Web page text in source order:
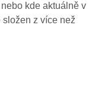
kde aktuálně v
z více než